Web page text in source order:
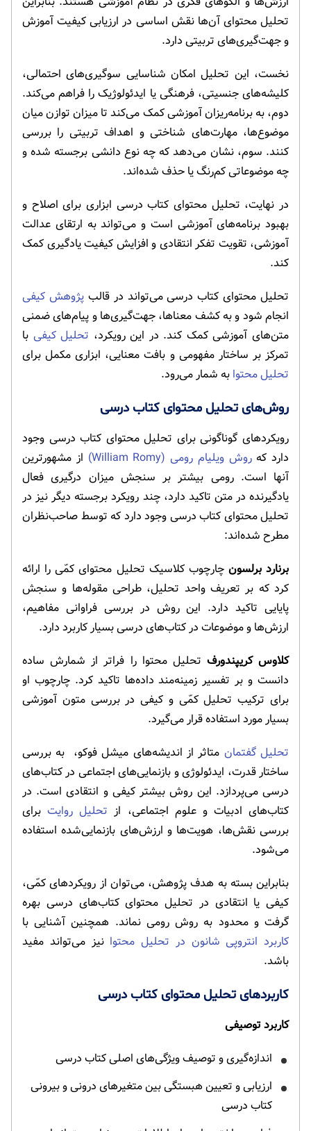
تحلیل محتوای آن‌ها نقش اساسی در ارزیابی کیفیت آموزش
و جهت‌گیری‌های تربیتی دارد.
نخست، این تحلیل امکان شناسایی سوگیری‌های احتمالی،
کلیشه‌های جنسیتی، فرهنگی یا ایدئولوژیک را فراهم می‌کند.
دوم، به برنامه‌ریزان آموزشی کمک می‌کند تا میزان توازن میان
موضوع‌ها، مهارت‌های شناختی و اهداف تربیتی را بررسی
کنند. سوم، نشان می‌دهد که چه نوع دانشی برجسته شده و
چه موضوعاتی کم‌رنگ یا حذف شده‌اند.
در نهایت، تحلیل محتوای کتاب درسی ابزاری برای اصلاح و
بهبود برنامه‌های آموزشی است و می‌تواند به ارتقای عدالت
آموزشی، تقویت تفکر انتقادی و افزایش کیفیت یادگیری کمک
کند.
تحلیل محتوای کتاب درسی می‌تواند در قالبپژوهش کیفی
انجام شود و به کشف معناها، جهت‌گیری‌ها و پیام‌های ضمنی
متن‌های آموزشی کمک کند. در این رویکرد، تحلیل کیفی با
تمرکز بر ساختار مفهومی و بافت معنایی، ابزاری مکمل برای
تحلیل محتوا به شمار می‌رود.
روش‌های تحلیل محتوای کتاب درسی
رویکردهای گوناگونی برای تحلیل محتوای کتاب درسی وجود
دارد کهروش ویلیام رومی (William Romy)
از مشهورترین
آنها است. رومی بیشتر بر سنجش میزان درگیری فعال
یادگیرنده در متن تاکید دارد، چند رویکرد برجسته دیگر نیز در
تحلیل محتوای کتاب درسی وجود دارد که توسط صاحب‌نظران
مطرح شده‌اند:
برنارد برلسون چارچوب کلاسیک تحلیل محتوای کمّی را ارائه
کرد که بر تعریف واحد تحلیل، طراحی مقوله‌ها و سنجش
پایایی تاکید دارد. این روش در بررسی فراوانی مفاهیم،
ارزش‌ها و موضوعات در کتاب‌های درسی بسیار کاربرد دارد.
کلاوس کریپندورف تحلیل محتوا را فراتر از شمارش ساده
دانست و بر تفسیر زمینه‌مند داده‌ها تاکید کرد. چارچوب او
برای ترکیب تحلیل کمّی و کیفی در بررسی متون آموزشی
بسیار مورد استفاده قرار می‌گیرد.
تحلیل گفتمان متاثر از اندیشه‌های میشل فوکو، به بررسی
ساختار قدرت، ایدئولوژی و بازنمایی‌های اجتماعی در کتاب‌های
درسی می‌پردازد. این روش بیشتر کیفی و انتقادی است. در
کتاب‌های ادبیات و علوم اجتماعی، از تحلیل روایتبرای
بررسی نقش‌ها، هویت‌ها و ارزش‌های بازنمایی‌شده استفاده
می‌شود.
بنابراین بسته به هدف پژوهش، می‌توان از رویکردهای کمّی،
کیفی یا انتقادی در تحلیل محتوای کتاب‌های درسی بهره
گرفت و محدود به روش رومی نماند. همچنین آشنایی با
کاربرد انتروپی شانون در تحلیل محتوا نیز می‌تواند مفید
باشد.
کاربردهای تحلیل محتوای کتاب درسی
کاربرد توصیفی
اندازه‌گیری و توصیف ویژگی‌های اصلی کتاب درسی
ارزیابی و تعیین هبستگی بین متغیرهای درونی و بیرونی
کتاب درسی